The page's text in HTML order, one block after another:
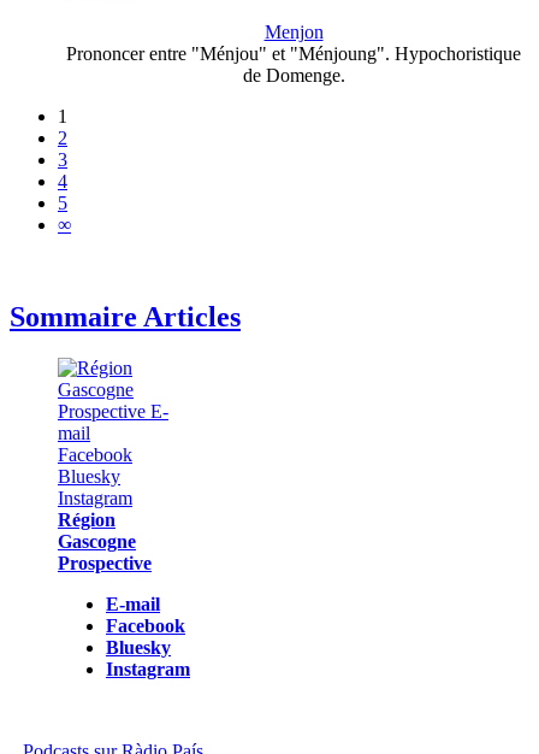
Menjon
Prononcer entre "Ménjou" et "Ménjoung". Hypochoristique
de Domenge.
1
2
3
4
5
∞
Sommaire Articles
Région
Gascogne
Prospective
E-mail
Facebook
Bluesky
Instagram